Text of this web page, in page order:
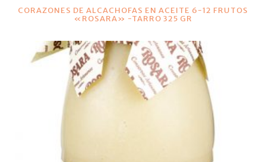
CORAZONES DE ALCACHOFAS EN ACEITE 6-12 FRUTOS
«ROSARA» -TARRO 325 GR